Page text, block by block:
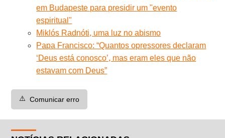
em Budapeste para presidir um "evento
espiritual"
Miklós Radnóti, uma luz no abismo
Papa Francisco: “Quantos opressores declaram
‘Deus está conosco’, mas eram eles que não
estavam com Deus”
⚠️ Comunicar erro